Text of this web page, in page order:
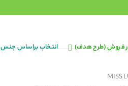
فروش (طرح هدف) انتخاب براساس جنس
MISS